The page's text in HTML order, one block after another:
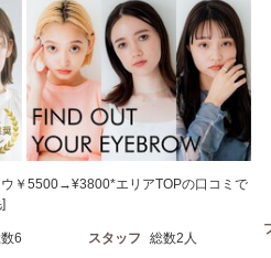
￥5500→¥3800*エリアTOPの口コミで
6 スタッフ 総数2人